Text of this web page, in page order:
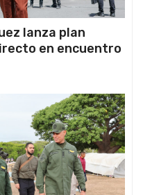
lanza plan
en encuentro